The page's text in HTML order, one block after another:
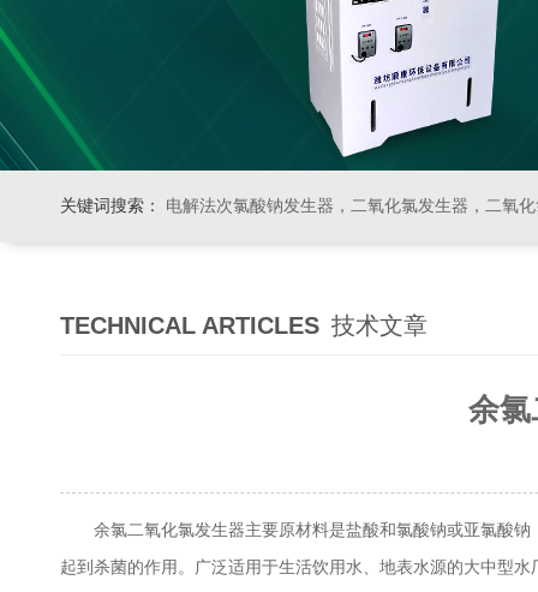
关键词搜索： 电解法次氯酸钠发生器，二氧化氯发生器，二氧化氯投加器，缓释消毒器
TECHNICAL ARTICLES 技术文章
余
余氯二氧化氯发生器主要原材料是盐酸和氯酸钠或亚氯酸
起到杀菌的作用。广泛适用于生活饮用水、地表水源的大中型